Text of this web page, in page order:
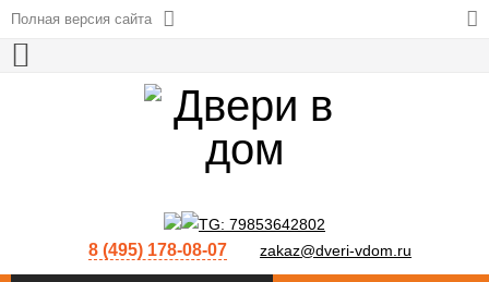
Полная версия сайта
8 (495) 178-08-07 zakaz@dveri-vdom.ru